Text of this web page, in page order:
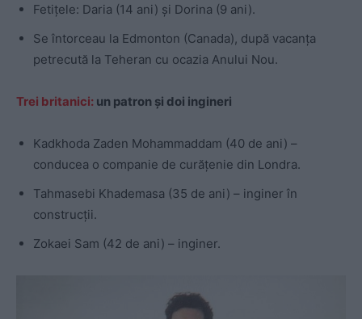
Fetițele: Daria (14 ani) și Dorina (9 ani).
Se întorceau la Edmonton (Canada), după vacanța
petrecută la Teheran cu ocazia Anului Nou.
Trei britanici: un patron și doi ingineri
Kadkhoda Zaden Mohammaddam (40 de ani) –
conducea o companie de curățenie din Londra.
Tahmasebi Khademasa (35 de ani) – inginer în
construcții.
Zokaei Sam (42 de ani) – inginer.